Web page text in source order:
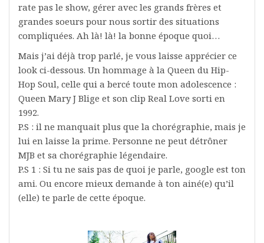
rate pas le show, gérer avec les grands frères et
grandes soeurs pour nous sortir des situations
compliquées. Ah là! là! la bonne époque quoi…
Mais j’ai déjà trop parlé, je vous laisse apprécier ce
look ci-dessous. Un hommage à la Queen du Hip-
Hop Soul, celle qui a bercé toute mon adolescence :
Queen Mary J Blige et son clip Real Love sorti en
1992.
P.S : il ne manquait plus que la chorégraphie, mais je
lui en laisse la prime. Personne ne peut détrôner
MJB et sa chorégraphie légendaire.
P.S 1 : Si tu ne sais pas de quoi je parle, google est ton
ami. Ou encore mieux demande à ton ainé(e) qu’il
(elle) te parle de cette époque.